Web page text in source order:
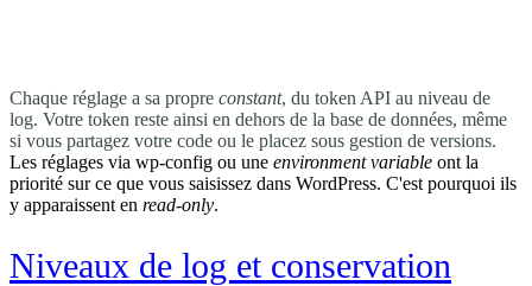
Chaque réglage a sa propre constant, du token API au niveau de
log. Votre token reste ainsi en dehors de la base de données, même
si vous partagez votre code ou le placez sous gestion de versions.
Les réglages via wp-config ou une environment variable ont la
priorité sur ce que vous saisissez dans WordPress. C'est pourquoi ils
y apparaissent en read-only.
Niveaux de log et conservation